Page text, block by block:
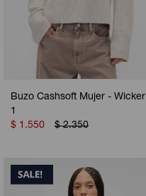
Buzo Cashsoft Mujer - Wicker
1
$ 1.550 $ 2.350